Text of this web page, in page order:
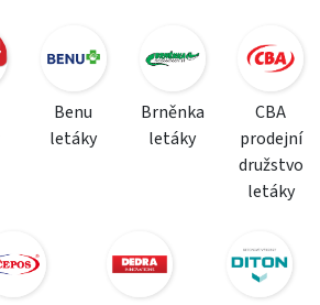
Benu
letáky
Brněnka
letáky
CBA
prodejní
družstvo
letáky